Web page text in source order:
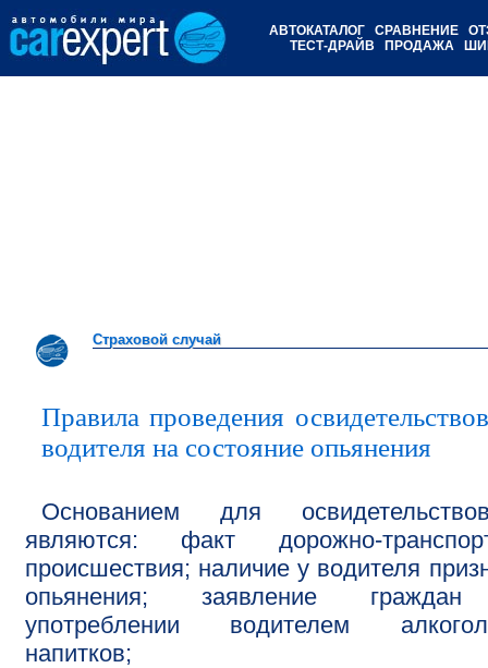
АВТОКАТАЛОГ СРАВНЕНИЕ
ТЕСТ-ДРАЙВ
ПРОДАЖА
Страховой случай
Страховой случай
Правила проведения
водителя на состояние опьянения
Основанием для
являются: факт дорожно-
происшествия; наличие у водителя
опьянения; заявление
употреблении водителем
напитков;